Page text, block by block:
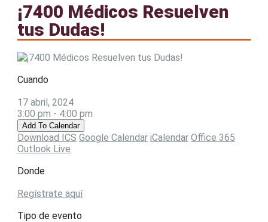
¡7400 Médicos Resuelven
tus Dudas!
Cuando
17 abril, 2024
3:00 pm - 4:00 pm
Add To Calendar
Download ICS Google Calendar iCalendar Office 365
Outlook Live
Donde
Regístrate aquí
Tipo de evento